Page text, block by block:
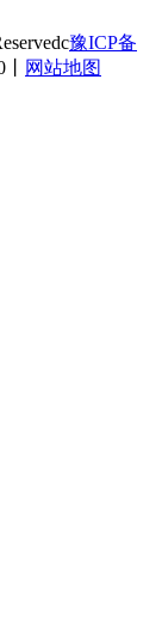
豫ICP备
网站地图